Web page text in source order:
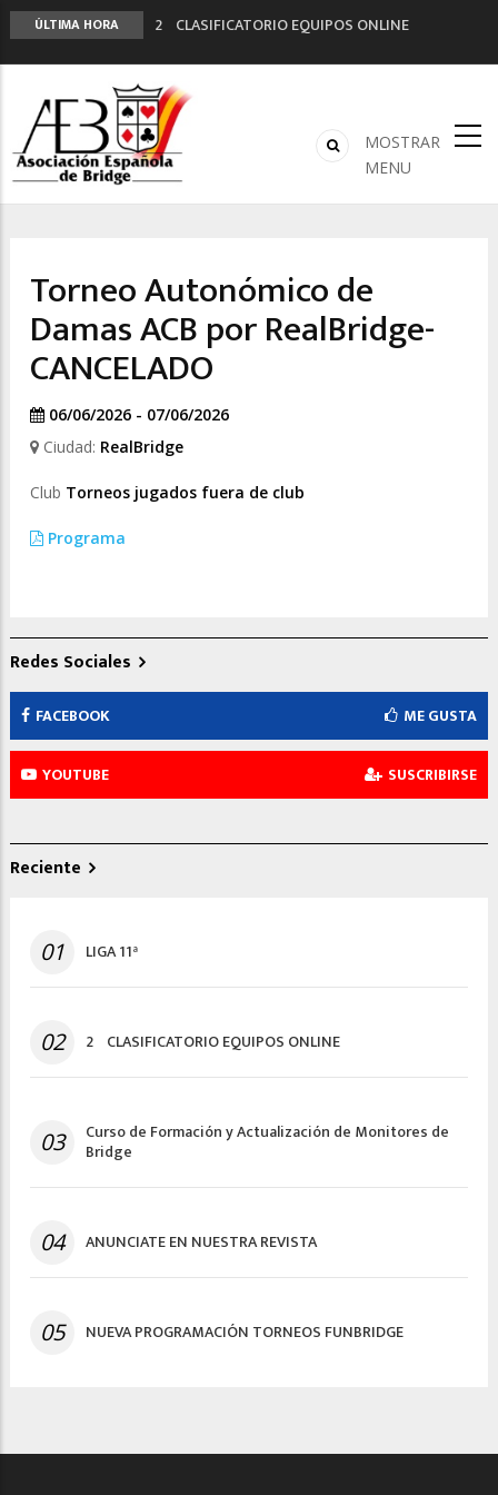
ÚLTIMA HORA
2º CLASIFICATORIO EQUIPOS ONLINE
ANUNCIATE EN NUESTRA REVISTA
NUEVA PROGRAMACIÓN TORNEOS FUNBRIDGE
LIGA 11ª
MOSTRAR
MENU
Torneo Autonómico de
Damas ACB por RealBridge-
CANCELADO
06/06/2026 - 07/06/2026
Ciudad: RealBridge
Club Torneos jugados fuera de club
Programa
Redes Sociales
FACEBOOK ME GUSTA
YOUTUBE SUSCRIBIRSE
Reciente
01 LIGA 11ª
02 2º CLASIFICATORIO EQUIPOS ONLINE
03 Curso de Formación y Actualización de Monitores de
Bridge
04 ANUNCIATE EN NUESTRA REVISTA
05 NUEVA PROGRAMACIÓN TORNEOS FUNBRIDGE